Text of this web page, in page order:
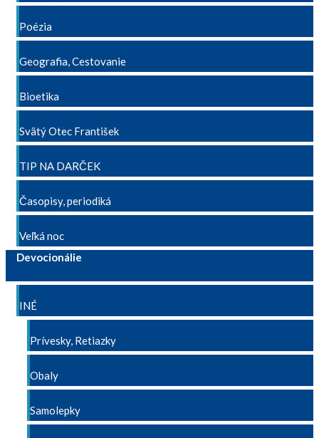
Poézia
Geografia, Cestovanie
Bioetika
Svätý Otec František
TIP NA DARČEK
Časopisy, periodiká
Veľká noc
Devocionálie
INÉ
Prívesky, Retiazky
Obaly
Samolepky